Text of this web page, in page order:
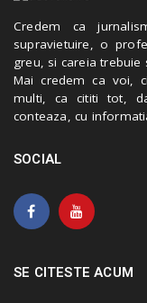
Credem ca
supravietuire, o
greu, si careia trebuie
Mai credem ca voi,
multi, ca cititi tot,
conteaza, cu
SOCIAL
SE CITESTE ACUM